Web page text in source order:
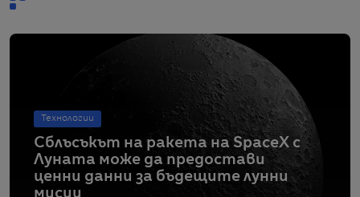
Технологии
Сблъсъкът на ракета на SpaceX с
Луната може да предостави
ценни данни за бъдещите лунни
мисии